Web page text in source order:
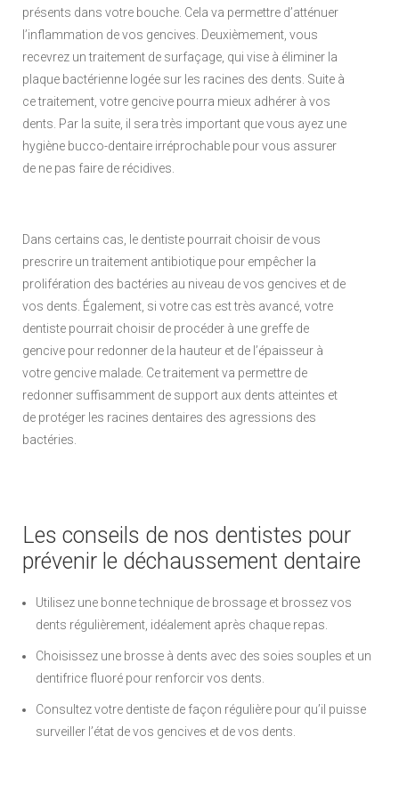
présents dans votre bouche. Cela va permettre d’atténuer
l’inflammation de vos gencives. Deuxièmement, vous
recevrez un traitement de surfaçage, qui vise à éliminer la
plaque bactérienne logée sur les racines des dents. Suite à
ce traitement, votre gencive pourra mieux adhérer à vos
dents. Par la suite, il sera très important que vous ayez une
hygiène bucco-dentaire irréprochable pour vous assurer
de ne pas faire de récidives.
Dans certains cas, le dentiste pourrait choisir de vous
prescrire un traitement antibiotique pour empêcher la
prolifération des bactéries au niveau de vos gencives et de
vos dents. Également, si votre cas est très avancé, votre
dentiste pourrait choisir de procéder à une greffe de
gencive pour redonner de la hauteur et de l’épaisseur à
votre gencive malade. Ce traitement va permettre de
redonner suffisamment de support aux dents atteintes et
de protéger les racines dentaires des agressions des
bactéries.
Les conseils de nos dentistes pour
prévenir le déchaussement dentaire
Utilisez une bonne technique de brossage et brossez vos
dents régulièrement, idéalement après chaque repas.
Choisissez une brosse à dents avec des soies souples et un
dentifrice fluoré pour renforcir vos dents.
Consultez votre dentiste de façon régulière pour qu’il puisse
surveiller l’état de vos gencives et de vos dents.